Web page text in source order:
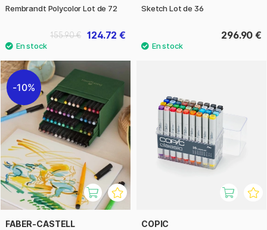
Rembrandt Polycolor Lot de 72
124.72 €
155.90 €
Sketch Lot de 36
296.90 €
10%
FABER-CASTELL COPIC